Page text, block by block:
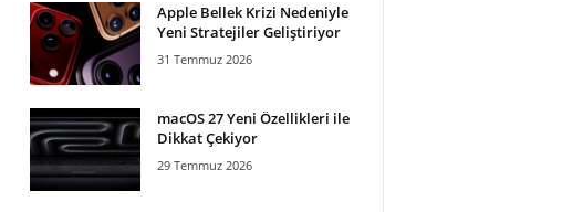
Apple Bellek Krizi Nedeniyle
Yeni Stratejiler Geliştiriyor
31 Temmuz 2026
macOS 27 Yeni Özellikleri ile
Dikkat Çekiyor
29 Temmuz 2026